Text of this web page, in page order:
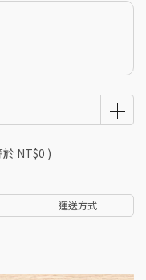
於NT$0 )
運送方式